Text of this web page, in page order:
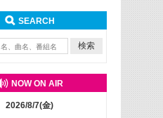
SEARCH
NOW ON AIR
2026/8/7(金)